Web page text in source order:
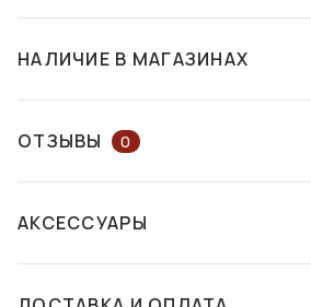
НАЛИЧИЕ В МАГАЗИНАХ
НАЛИЧИЕ В МАГАЗИНАХ
пр. Дмитрия Яворницкого, 46
Есть в
ОТЗЫВЫ 0
ВОПРОС КОНСУЛЬТАНТУ
АКСЕССУАРЫ